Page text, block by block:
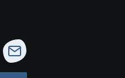
Newsletter